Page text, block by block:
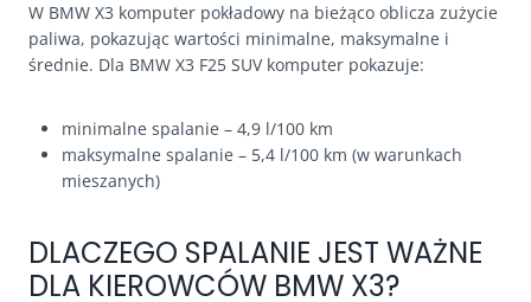
W BMW X3 komputer pokładowy na bieżąco oblicza zużycie
paliwa, pokazując wartości minimalne, maksymalne i
średnie. Dla BMW X3 F25 SUV komputer pokazuje:
minimalne spalanie – 4,9 l/100 km
maksymalne spalanie – 5,4 l/100 km (w warunkach
mieszanych)
DLACZEGO SPALANIE JEST WAŻNE
DLA KIEROWCÓW BMW X3?